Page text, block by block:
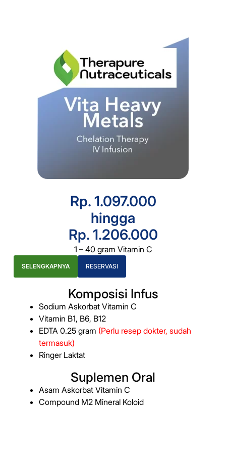
Rp. 1.097.000
hingga
Rp. 1.206.000
1 – 40 gram Vitamin C
SELENGKAPNYA RESERVASI
Komposisi Infus
Sodium Askorbat Vitamin C
Vitamin B1, B6, B12
EDTA 0.25 gram (Perlu resep dokter, sudah
termasuk)
Ringer Laktat
Suplemen Oral
Asam Askorbat Vitamin C
Compound M2 Mineral Koloid